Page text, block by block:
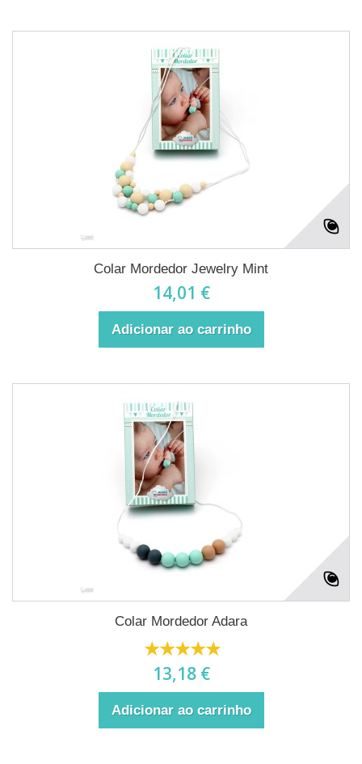
Colar Mordedor Jewelry Mint
14,01 €
Adicionar ao carrinho
Colar Mordedor Adara
13,18 €
Adicionar ao carrinho